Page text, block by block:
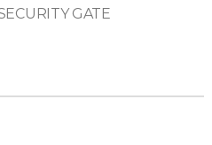
GATE